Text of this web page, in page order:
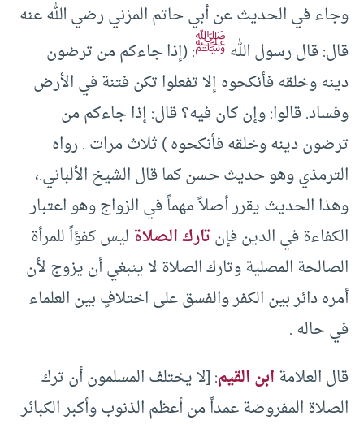
وجاء في الحديث عن أبي حاتم المزني رضي الله عنه
قال: قال رسول اللهﷺ: (إذا جاءكم من ترضون
دينه وخلقه فأنكحوه إلا تفعلوا تكن فتنة في الأرض
وفساد. قالوا: وإن كان فيه؟ قال: إذا جاءكم من
ترضون دينه وخلقه فأنكحوه ) ثلاث مرات . رواه
الترمذي وهو حديث حسن كما قال الشيخ الألباني.،
وهذا الحديث يقرر أصلاً مهماً في الزواج وهو اعتبار
الكفاءة في الدين فإنتارك الصلاةليس كفؤاً للمرأة
الصالحة المصلية وتارك الصلاة لا ينبغي أن يزوج لأن
أمره دائر بين الكفر والفسق على اختلافٍ بين العلماء
في حاله .
قال العلامةابن القيم: [لا يختلف المسلمون أن ترك
الصلاة المفروضة عمداً من أعظم الذنوب وأكبر الكبائر